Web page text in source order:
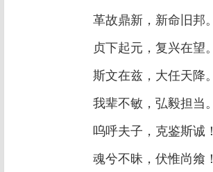
革故鼎新，新命旧邦。
贞下起元，复兴在望。
斯文在兹，大任天降。
我辈不敏，弘毅担当。
呜呼夫子，克鉴斯诚！
魂兮不昧，伏惟尚飨！